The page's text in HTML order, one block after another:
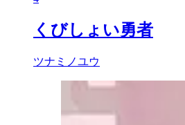
くびしょい勇者
ツナミノユウ